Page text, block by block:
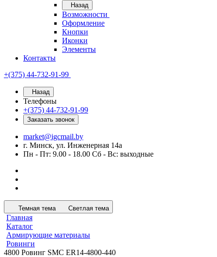
Назад
Возможности
Оформление
Кнопки
Иконки
Элементы
Контакты
+(375) 44-732-91-99
Назад
Телефоны
+(375) 44-732-91-99
Заказать звонок
market@igcmail.by
г. Минск, ул. Инженерная 14а
Пн - Пт: 9.00 - 18.00 Сб - Вс: выходные
Темная тема Светлая тема
Главная
Каталог
Армирующие материалы
Ровинги
4800 Ровинг SMC ER14-4800-440